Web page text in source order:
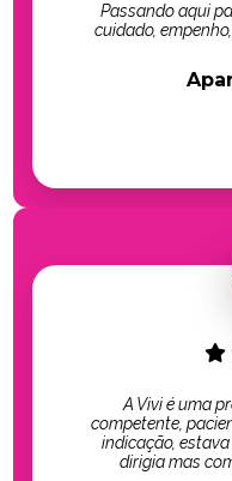
Passando aqui
cuidado,
A Vivi é uma
competente,
indicação,
dirigia mas